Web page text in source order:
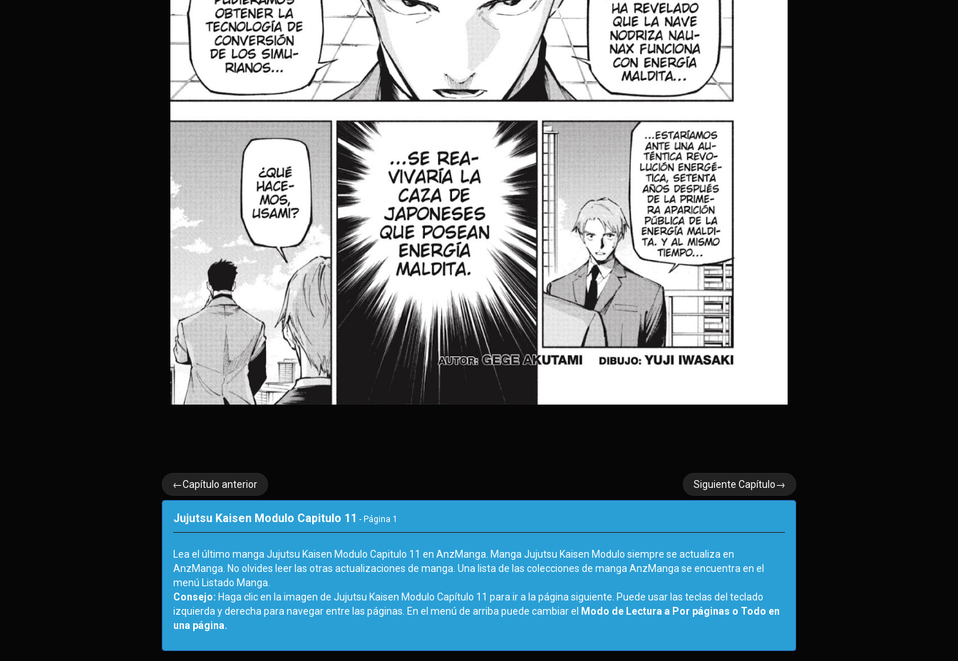
←Capítulo anterior Siguiente Capítulo→
Jujutsu Kaisen Modulo Capitulo 11 - Página 1
Lea el último manga Jujutsu Kaisen Modulo Capitulo 11 en AnzManga. Manga Jujutsu Kaisen Modulo siempre se actualiza en
AnzManga. No olvides leer las otras actualizaciones de manga. Una lista de las colecciones de manga AnzManga se encuentra en el
menú Listado Manga.
Consejo: Haga clic en la imagen de Jujutsu Kaisen Modulo Capítulo 11 para ir a la página siguiente. Puede usar las teclas del teclado
izquierda y derecha para navegar entre las páginas. En el menú de arriba puede cambiar el Modo de Lectura a Por páginas o Todo en
una página.